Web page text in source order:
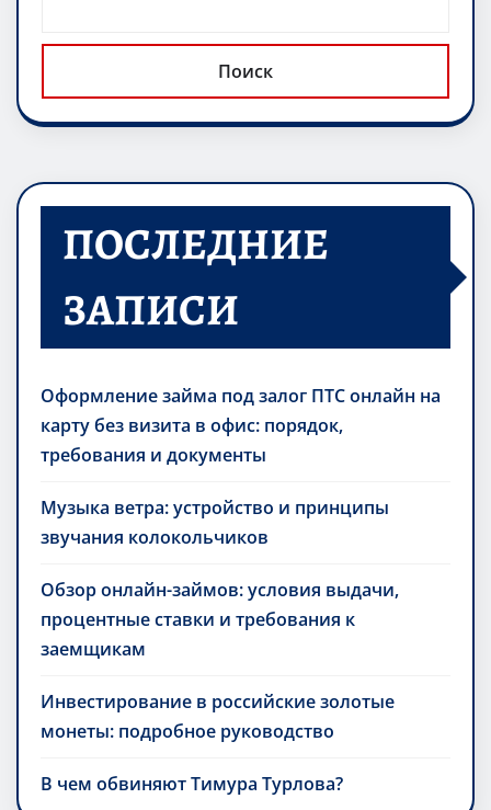
Поиск
ПОСЛЕДНИЕ
ЗАПИСИ
Оформление займа под залог ПТС онлайн на
карту без визита в офис: порядок,
требования и документы
Музыка ветра: устройство и принципы
звучания колокольчиков
Обзор онлайн-займов: условия выдачи,
процентные ставки и требования к
заемщикам
Инвестирование в российские золотые
монеты: подробное руководство
В чем обвиняют Тимура Турлова?